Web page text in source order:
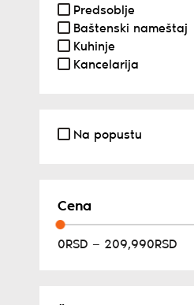
Predsoblje
Baštenski nameštaj
Kuhinje
Kancelarija
Na popustu
Cena
0RSD — 209,990RSD